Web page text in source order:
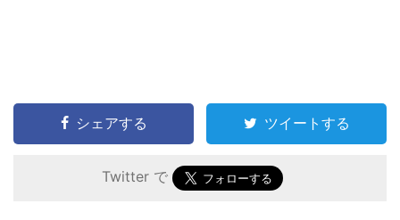
シェアする ツイートする
Twitter で